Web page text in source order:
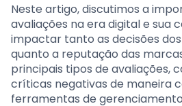
Neste artigo, discutimos a
avaliações na era digital e sua
impactar tanto as decisões
quanto a reputação das
principais tipos de avaliações,
críticas negativas de maneira
ferramentas de